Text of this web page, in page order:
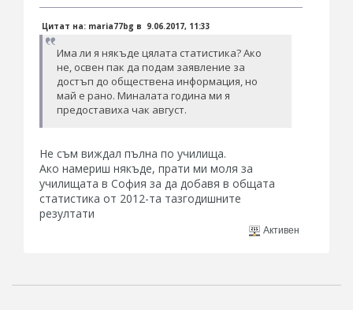
Цитат на: maria77bg в 9.06.2017, 11:33
Има ли я някъде цялата статистика? Ако
не, освен пак да подам заявление за
достъп до обществена информация, но
май е рано. Миналата година ми я
предоставиха чак август.
Не съм виждал пълна по училища.
Ако намериш някъде, прати ми моля за
училищата в София за да добавя в общата
статистика от 2012-та тазгодишните
резултати
Активен